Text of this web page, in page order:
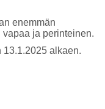
enemmän
ja perinteinen.
alkaen.